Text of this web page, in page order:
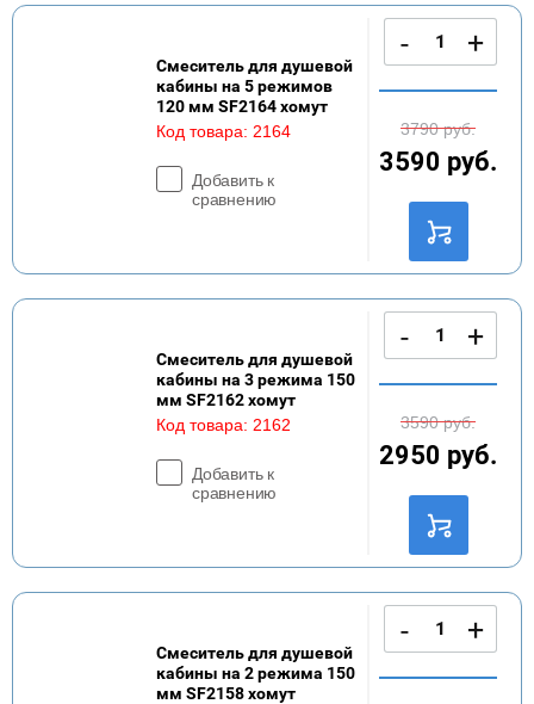
Код товара: 2164
Добавить к
сравнению
Смеситель для душевой
кабины на 5 режимов
120 мм SF2164 хомут
- +
3790руб.
3590 руб.
Код товара: 2162
Добавить к
сравнению
Смеситель для душевой
кабины на 3 режима 150
мм SF2162 хомут
- +
3590руб.
2950 руб.
Смеситель для душевой
кабины на 2 режима 150
мм SF2158 хомут
- +